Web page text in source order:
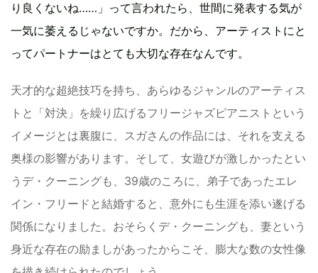
り良くないね……」って言われたら、世間に発表する気が
一気に萎えるじゃないですか。だから、アーティストにと
ってパートナーはとても大切な存在なんです。
天才的な超絶技巧を持ち、あらゆるジャンルのアーティス
トと「対決」を繰り広げるフリージャズピアニストという
イメージとは裏腹に、スガさんの作品には、それを支える
奥様の影響があります。そして、女遊びが激しかったとい
うデ・クーニングも、39歳のころに、弟子であったエレ
イン・フリードと結婚すると、意外にも生涯を添い遂げる
関係になりました。おそらくデ・クーニングも、妻という
身近な存在の励ましがあったからこそ、膨大な数の女性像